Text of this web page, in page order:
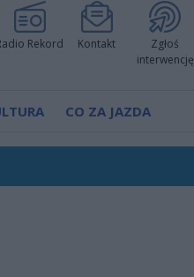
Rekord Kontakt
Zgłoś
interwencję
CO ZA JAZDA